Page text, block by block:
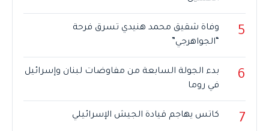
5
وفاة شقيق محمد هنيدي تسرق فرحة
“الجواهرجي”
6
بدء الجولة السابعة من مفاوضات لبنان وإسرائيل
في روما
7 كاتس يهاجم قيادة الجيش الإسرائيلي